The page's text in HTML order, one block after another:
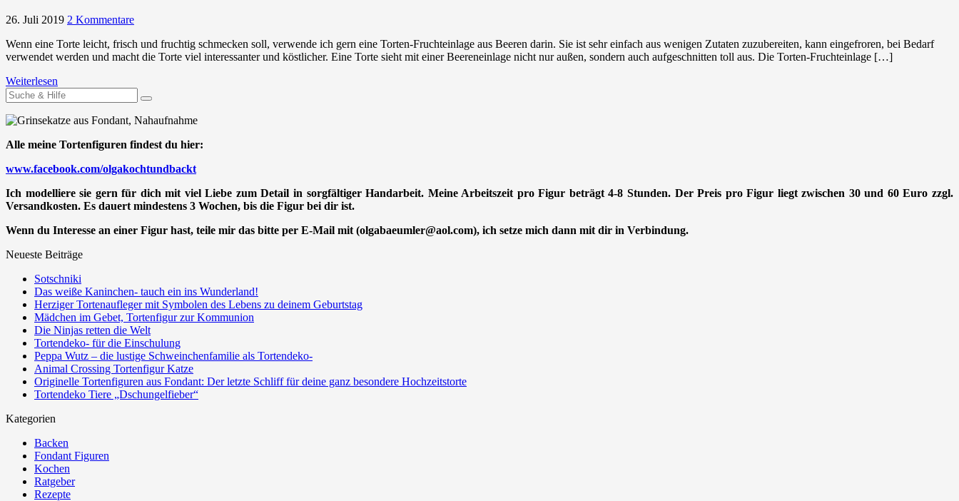
26. Juli 2019 2 Kommentare
Wenn eine Torte leicht, frisch und fruchtig schmecken soll, verwende ich gern eine Torten-Fruchteinlage aus Beeren darin. Sie ist sehr einfach aus wenigen Zutaten zuzubereiten, kann eingefroren, bei Bedarf
verwendet werden und macht die Torte viel interessanter und köstlicher. Eine Torte sieht mit einer Beereneinlage nicht nur außen, sondern auch aufgeschnitten toll aus. Die Torten-Fruchteinlage […]
Weiterlesen
Suchen
nach:
Alle meine Tortenfiguren findest du hier:
www.facebook.com/olgakochtundbackt
Ich modelliere sie gern für dich mit viel Liebe zum Detail in sorgfältiger Handarbeit. Meine Arbeitszeit pro Figur beträgt 4-8 Stunden. Der Preis pro Figur liegt zwischen 30 und 60 Euro zzgl.
Versandkosten. Es dauert mindestens 3 Wochen, bis die Figur bei dir ist.
Wenn du Interesse an einer Figur hast, teile mir das bitte per E-Mail mit (olgabaeumler@aol.com), ich setze mich dann mit dir in Verbindung.
Neueste Beiträge
Sotschniki
Das weiße Kaninchen- tauch ein ins Wunderland!
Herziger Tortenaufleger mit Symbolen des Lebens zu deinem Geburtstag
Mädchen im Gebet, Tortenfigur zur Kommunion
Die Ninjas retten die Welt
Tortendeko- für die Einschulung
Peppa Wutz – die lustige Schweinchenfamilie als Tortendeko-
Animal Crossing Tortenfigur Katze
Originelle Tortenfiguren aus Fondant: Der letzte Schliff für deine ganz besondere Hochzeitstorte
Tortendeko Tiere „Dschungelfieber“
Kategorien
Backen
Fondant Figuren
Kochen
Ratgeber
Rezepte